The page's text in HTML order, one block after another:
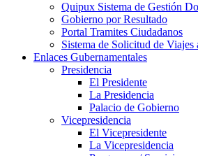
Quipux Sistema de Gestión
Gobierno por Resultado
Portal Tramites Ciudadanos
Sistema de Solicitud de
Enlaces Gubernamentales
Presidencia
El Presidente
La Presidencia
Palacio de Gobierno
Vicepresidencia
El Vicepresidente
La Vicepresidencia